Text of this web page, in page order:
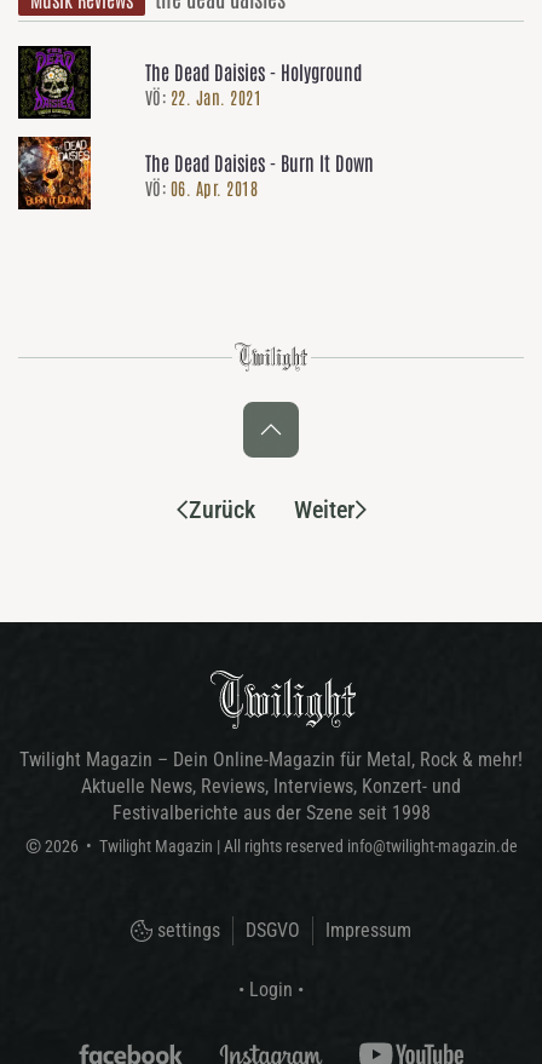
The Dead Daisies - Holyground
VÖ: 22. Jan. 2021
The Dead Daisies - Burn It Down
VÖ: 06. Apr. 2018
Zurück Weiter
Twilight Magazin – Dein Online-Magazin für Metal, Rock & mehr!
Aktuelle News, Reviews, Interviews, Konzert- und
Festivalberichte aus der Szene seit 1998
© 2026 • Twilight Magazin | All rights reserved info@twilight-magazin.de
settings DSGVO Impressum
• Login •